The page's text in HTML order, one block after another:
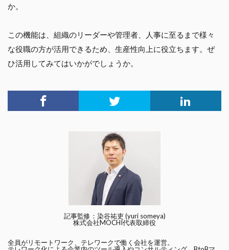
か。
この機能は、組織のリーダーや管理者、人事に至るまで様々
な役職の方が活用できるため、生産性向上に役立ちます。ぜ
ひ活用してみてはいかがでしょうか。
記事監修：染谷祐吏 (yuri someya)
株式会社MOCHI代表取締役
全員がリモートワーク、テレワークで働く会社を運営。